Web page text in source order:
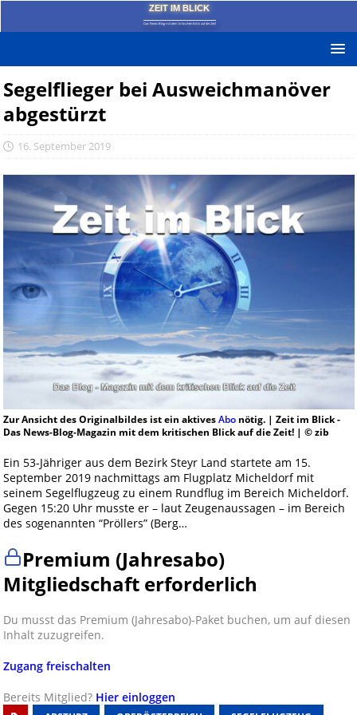
ZEIT IM BLICK
Das News-Blog mit dem kritischen Blick auf die Zeit!
Segelflieger bei Ausweichmanöver
abgestürzt
16. September 2019
Zur Ansicht des Originalbildes ist ein aktivesAbonötig. | Zeit im Blick -
Das News-Blog-Magazin mit dem kritischen Blick auf die Zeit! | © zib
Ein 53-Jähriger aus dem Bezirk Steyr Land startete am 15.
September 2019 nachmittags am Flugplatz Micheldorf mit
seinem Segelflugzeug zu einem Rundflug im Bereich Micheldorf.
Gegen 15:20 Uhr musste er – laut Zeugenaussagen – im Bereich
des sogenannten “Pröllers” (Berg…
Premium (Jahresabo)
Mitgliedschaft erforderlich
Du musst das Premium (Jahresabo)-Paket buchen, um auf diesen
Inhalt zuzugreifen.
Zugang freischalten
Bereits Mitglied? Hier einloggen